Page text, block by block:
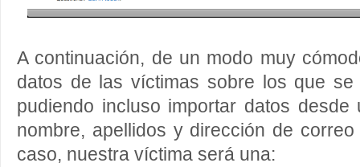
A continuación, de un modo muy
datos de las víctimas sobre los que se
pudiendo incluso importar datos desde
nombre, apellidos y dirección de
caso, nuestra víctima será una: